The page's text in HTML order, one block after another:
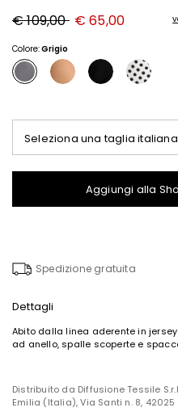
Prezzo
originale
109,00
€ 109,00 Nuovo
prezzo
€ 65,00
Colore:Grigio
Seleziona una taglia italiana
Aggiungi alla
Spedizione gratuita
Dettagli
Abito dalla linea aderente in
ad anello, spalle scoperte e
Distribuito da Diffusione Tessile
Emilia (Italia), Via Santi n. 8, 42025